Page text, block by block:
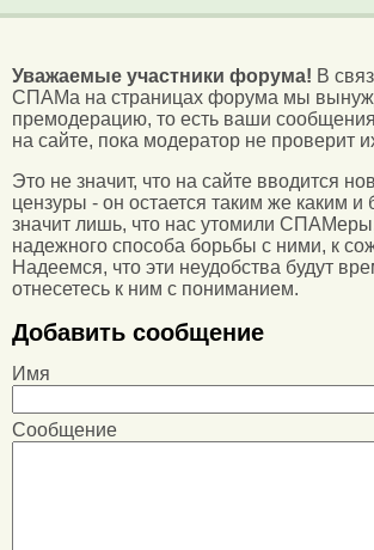
Уважаемые участники форума! В
СПАМа на страницах форума мы
премодерацию, то есть ваши
на сайте, пока модератор не проверит
Это не значит, что на сайте вводится
цензуры - он остается таким же каким и
значит лишь, что нас утомили
надежного способа борьбы с ними, к
Надеемся, что эти неудобства будут
отнесетесь к ним с пониманием.
Добавить сообщение
Имя
Сообщение